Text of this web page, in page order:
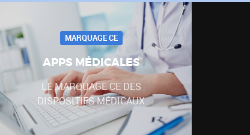
MARQUAGE CE
APPS MÉDICALES
LE MARQUAGE CE DES
DISPOSITIFS MÉDICAUX